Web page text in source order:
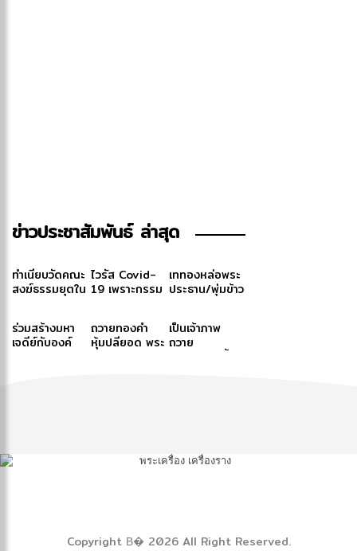
ข่าวประชาสัมพันธ์ ล่าสุด
ทำเนียบวัดคณะ
สงฆ์ธรรมยุตใน
ไวรัส Covid-
19 เพราะกรรม
เททองหล่อพระ
ประธาน/พุ่มข้าว
อัฐบริขารหลวง
ปู่บุญเพ็ง เขมา
ภิรโต
ร่วมสร้างมหา
เจดีย์กับองค์
ถวายทองคำ
หุ้มปลียอด พระ
เป็นเจ้าภาพ
ถวาย
Copyright В� 2026 All Right Reserved.